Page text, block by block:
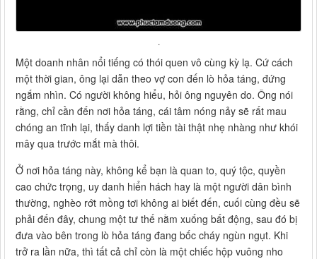
.
Một doanh nhân nổi tiếng có thói quen vô cùng kỳ lạ. Cứ cách
một thời gian, ông lại dẫn theo vợ con đến lò hỏa táng, đứng
ngắm nhìn. Có người không hiểu, hỏi ông nguyên do. Ông nói
rằng, chỉ cần đến nơi hỏa táng, cái tâm nóng nảy sẽ rất mau
chóng an tĩnh lại, thấy danh lợi tiền tài thật nhẹ nhàng như khói
mây qua trước mắt mà thôi.
Ở nơi hỏa táng này, không kể bạn là quan to, quý tộc, quyền
cao chức trọng, uy danh hiển hách hay là một người dân bình
thường, nghèo rớt mồng tơi không ai biết đến, cuối cùng đều sẽ
phải đến đây, chung một tư thế nằm xuống bất động, sau đó bị
đưa vào bên trong lò hỏa táng đang bốc cháy ngùn ngụt. Khi
trở ra lần nữa, thì tất cả chỉ còn là một chiếc hộp vuông nho